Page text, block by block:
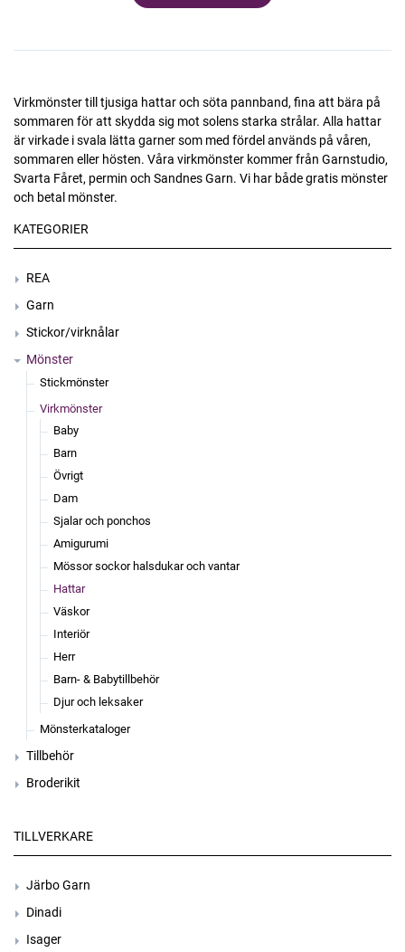
Virkmönster till tjusiga hattar och söta pannband, fina att bära på
sommaren för att skydda sig mot solens starka strålar. Alla hattar
är virkade i svala lätta garner som med fördel används på våren,
sommaren eller hösten. Våra virkmönster kommer från Garnstudio,
Svarta Fåret, permin och Sandnes Garn. Vi har både gratis mönster
och betal mönster.
KATEGORIER
REA
Garn
Stickor/virknålar
Mönster
Stickmönster
Virkmönster
Baby
Barn
Övrigt
Dam
Sjalar och ponchos
Amigurumi
Mössor sockor halsdukar och vantar
Hattar
Väskor
Interiör
Herr
Barn- & Babytillbehör
Djur och leksaker
Mönsterkataloger
Tillbehör
Broderikit
TILLVERKARE
Järbo Garn
Dinadi
Isager